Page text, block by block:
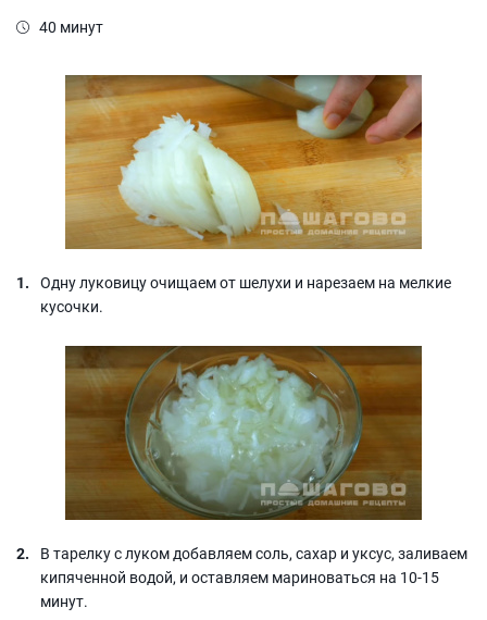
40 минут
Одну луковицу очищаем от шелухи и нарезаем на мелкие
кусочки.
В тарелку с луком добавляем соль, сахар и уксус, заливаем
кипяченной водой, и оставляем мариноваться на 10-15
минут.